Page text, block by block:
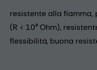
resistente alla
(R < 10⁹ Ohm),
flessibilità, buona